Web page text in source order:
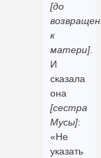
[до
к
матери].
И
сказала
она
[сестра
Мусы]:
«Не
указать